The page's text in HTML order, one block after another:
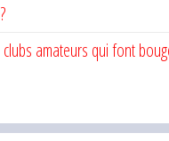
amateurs qui font